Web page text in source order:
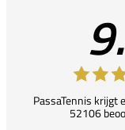
PassaTennis krijgt
52106